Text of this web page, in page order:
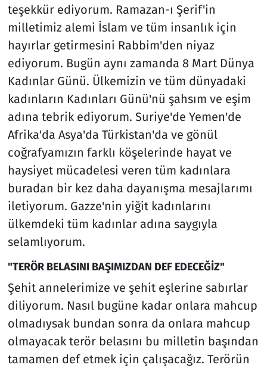
teşekkür ediyorum. Ramazan-ı Şerif'in
milletimiz alemi İslam ve tüm insanlık için
hayırlar getirmesini Rabbim'den niyaz
ediyorum. Bugün aynı zamanda 8 Mart Dünya
Kadınlar Günü. Ülkemizin ve tüm dünyadaki
kadınların Kadınları Günü'nü şahsım ve eşim
adına tebrik ediyorum. Suriye'de Yemen'de
Afrika'da Asya'da Türkistan'da ve gönül
coğrafyamızın farklı köşelerinde hayat ve
haysiyet mücadelesi veren tüm kadınlara
buradan bir kez daha dayanışma mesajlarımı
iletiyorum. Gazze'nin yiğit kadınlarını
ülkemdeki tüm kadınlar adına saygıyla
selamlıyorum.
"TERÖR BELASINI BAŞIMIZDAN DEF EDECEĞİZ"
Şehit annelerimize ve şehit eşlerine sabırlar
diliyorum. Nasıl bugüne kadar onlara mahcup
olmadıysak bundan sonra da onlara mahcup
olmayacak terör belasını bu milletin başından
tamamen def etmek için çalışacağız. Terörün